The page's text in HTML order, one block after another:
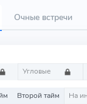
Очные встречи
Угловые
Второй тайм